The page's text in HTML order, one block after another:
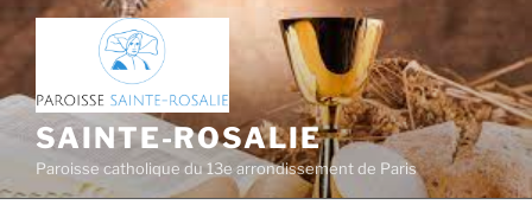
Aller
au
contenu
principal
SAINTE-ROSALIE
Paroisse catholique du 13e arrondissement de Paris